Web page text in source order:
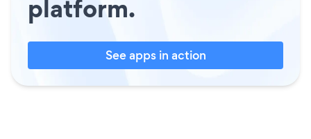
platform.
See apps in action